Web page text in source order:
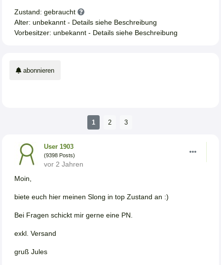
Zustand: gebraucht
Alter: unbekannt - Details siehe Beschreibung
Vorbesitzer: unbekannt - Details siehe Beschreibung
abonnieren
1 2 3
User 1903
(9398 Posts)
vor 2 Jahren
Moin,
biete euch hier meinen Slong in top Zustand an :)
Bei Fragen schickt mir gerne eine PN.
exkl. Versand
gruß Jules